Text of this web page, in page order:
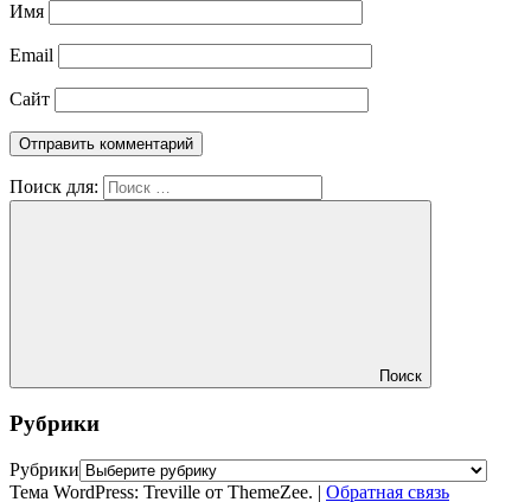
Имя
Email
Сайт
Поиск для:
Поиск
Рубрики
Рубрики
Тема WordPress: Treville от ThemeZee. | Обратная связь